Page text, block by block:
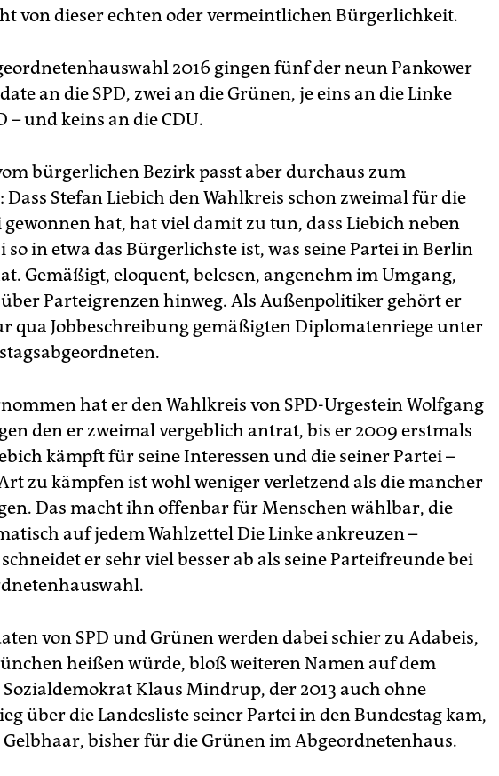
von dieser echten oder vermeintlichen Bürgerlichkeit.
2016 gingen fünf der neun Pankower
an die SPD, zwei an die Grünen, je eins an die Linke
– und keins an die CDU.
bürgerlichen Bezirk passt aber durchaus zum
Dass Stefan Liebich den Wahlkreis schon zweimal für die
hat, hat viel damit zu tun, dass Liebich neben
so in etwa das Bürgerlichste ist, was seine Partei in Berlin
Gemäßigt, eloquent, belesen, angenehm im Umgang,
Parteigrenzen hinweg. Als Außenpolitiker gehört er
qua Jobbeschreibung gemäßigten Diplomatenriege unter
hat er den Wahlkreis von SPD-Urgestein Wolfgang
den er zweimal vergeblich antrat, bis er 2009 erstmals
kämpft für seine Interessen und die seiner Partei –
zu kämpfen ist wohl weniger verletzend als die mancher
Das macht ihn offenbar für Menschen wählbar, die
auf jedem Wahlzettel Die Linke ankreuzen –
er sehr viel besser ab als seine Parteifreunde bei
von SPD und Grünen werden dabei schier zu Adabeis,
heißen würde, bloß weiteren Namen auf dem
Sozialdemokrat Klaus Mindrup, der 2013 auch ohne
über die Landesliste seiner Partei in den Bundestag kam,
bisher für die Grünen im Abgeordnetenhaus.